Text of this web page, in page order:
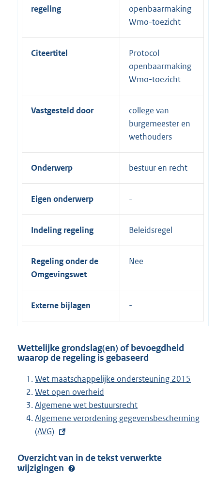
regeling
openbaarmaking
Wmo-toezicht
Citeertitel
Protocol
openbaarmaking
Wmo-toezicht
Vastgesteld door
college van
burgemeester en
wethouders
Onderwerp bestuur en recht
Eigen onderwerp
Indeling regeling Beleidsregel
Regeling onder de
Omgevingswet
Nee
Externe bijlagen
Wettelijke grondslag(en) of bevoegdheid
waarop de regeling is gebaseerd
Wet maatschappelijke ondersteuning 2015
Wet open overheid
Algemene wet bestuursrecht
E
x
e
r
Algemene verordening gegevensbescherming
(AVG)
Overzicht van in de tekst verwerkte
wijzigingen